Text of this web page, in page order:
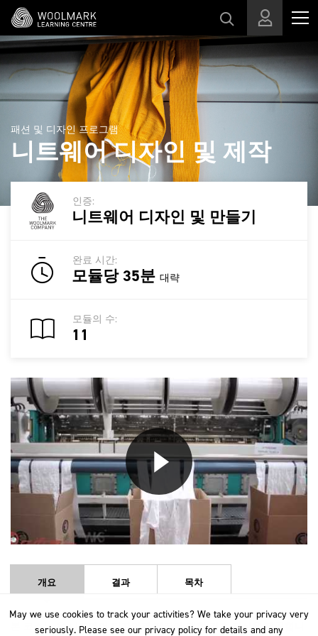
메인 콘텐츠로 건너뛰기
패션 및 디자인 프로그램
니트웨어 디자인 및 제작
개요 결과 목차
본 코스는 울 니트웨어 디자인과 제작에 대한 기초 지식을 제공합니
인증:
니트웨어 디자인 및 만들기
완료 시간:
모듈당 35분 대략
모듈의 수:
11
May we use cookies to track your activities? We take your privacy very
seriously. Please see our privacy policy for details and any
May we use cookies to track your activities? We take your privacy very
seriously. Please see our privacy policy for details and any